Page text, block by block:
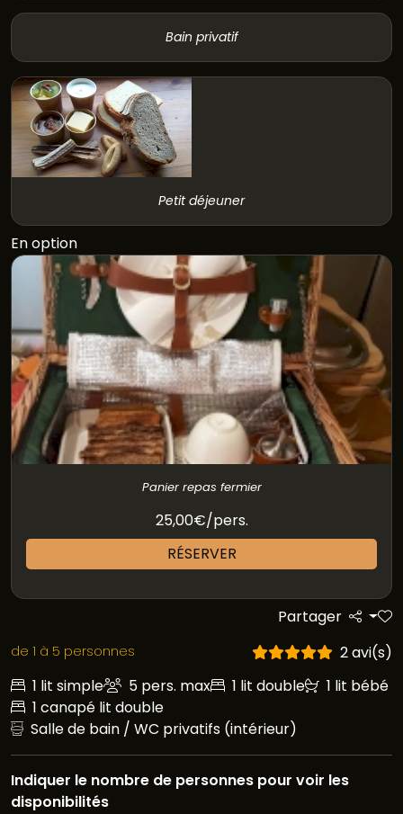
Bain privatif
Petit déjeuner
En option
Panier repas fermier
25,00€/pers.
RÉSERVER
Partager
de 1 à 5 personnes
2 avi(s)
1 lit simple
5 pers. max 1 lit double
1 lit bébé
1 canapé lit double
Salle de bain / WC privatifs (intérieur)
Indiquer le nombre de personnes pour voir les
disponibilités